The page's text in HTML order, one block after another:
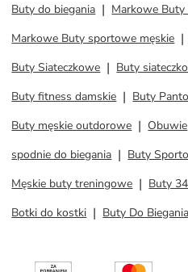
Buty do biegania
Markowe
Markowe Buty sportowe męskie
Buty Siateczkowe
Buty
Buty fitness damskie
Buty
Buty męskie outdorowe
Obuwie
spodnie do biegania
Buty
Męskie buty treningowe
Buty 34
Botki do kostki
Buty Do